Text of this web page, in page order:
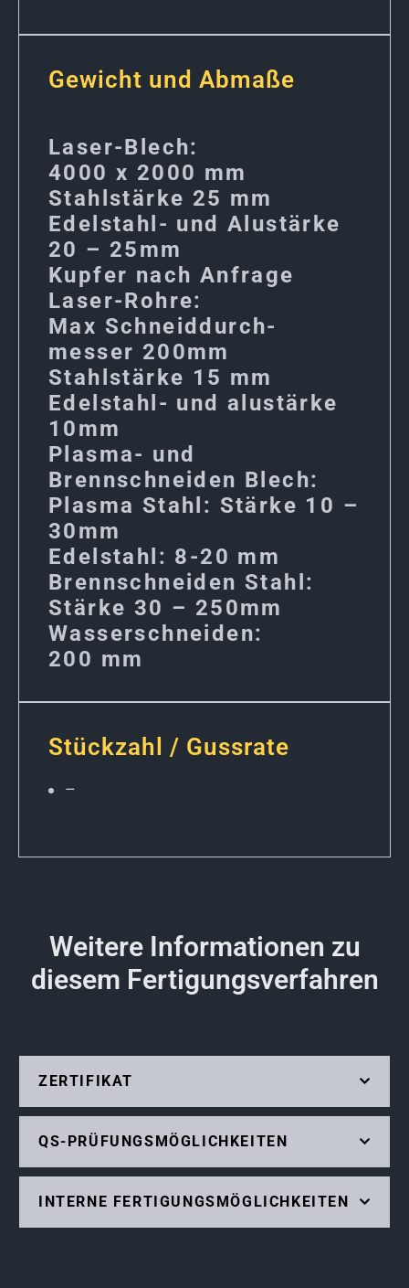
Gewicht und Abmaße
Laser-Blech:
4000 x 2000 mm
Stahlstärke 25 mm
Edelstahl- und Alustärke
20 – 25mm
Kupfer nach Anfrage
Laser-Rohre:
Max Schneiddurch-
messer 200mm
Stahlstärke 15 mm
Edelstahl- und alustärke
10mm
Plasma- und
Brennschneiden Blech:
Plasma Stahl: Stärke 10 –
30mm
Edelstahl: 8-20 mm
Brennschneiden Stahl:
Stärke 30 – 250mm
Wasserschneiden:
200 mm
Stückzahl / Gussrate
–
Weitere Informationen zu
diesem Fertigungsverfahren
ZERTIFIKAT
QS-PRÜFUNGSMÖGLICHKEITEN
INTERNE FERTIGUNGSMÖGLICHKEITEN